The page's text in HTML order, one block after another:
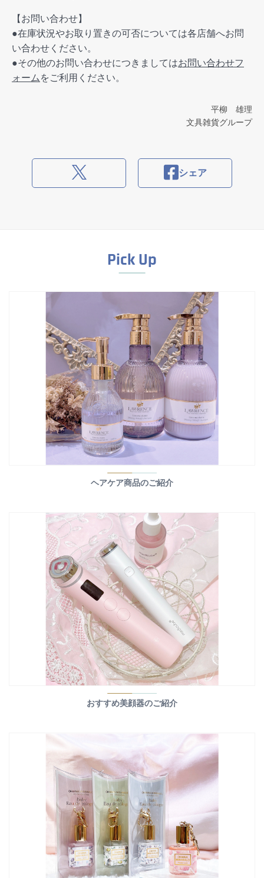
【お問い合わせ】
●在庫状況やお取り置きの可否については各店舗へお問
い合わせください。
●その他のお問い合わせにつきましてはお問い合わせフ
ォーム をご利用ください。
平柳 雄理
文具雑貨グループ
シェア
Pick Up
ヘアケア商品のご紹介
おすすめ美顔器のご紹介